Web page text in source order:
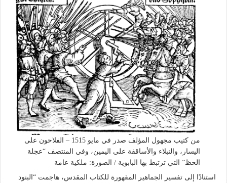
من كتيب مجهول المؤلف صدر في مايو 1515 – الفلاحون على
اليسار، والنبلاء والأساقفة على اليمين، وفي المنتصف “عجلة
الحظ” التي ترتبط بها البابوية / الصورة: ملكية عامة
استنادًا إلى تفسير الجماهير المقهورة للكتاب المقدس، هاجمت “البنود